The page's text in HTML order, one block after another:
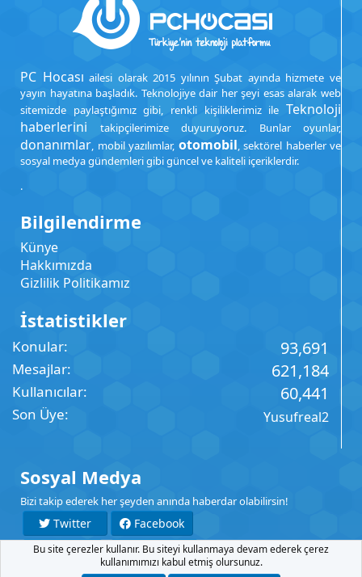
PC Hocası ailesi olarak 2015 yılının Şubat ayında hizmete ve
yayın hayatına başladık. Teknolojiye dair her şeyi esas alarak web
sitemizde paylaştığımız gibi, renkli kişiliklerimiz ile Teknoloji
haberlerini takipçilerimize duyuruyoruz. Bunlar oyunlar,
donanımlar, mobil yazılımlar, otomobil, sektörel haberler ve
sosyal medya gündemleri gibi güncel ve kaliteli içeriklerdir.
.
Bilgilendirme
Künye
Hakkımızda
Gizlilik Politikamız
İstatistikler
Konular 93,691
Mesajlar 621,184
Kullanıcılar 60,441
Son Üye Yusufreal2
Sosyal Medya
Bizi takip ederek her şeyden anında haberdar olabilirsin!
Twitter
Facebook
YouTube
Instagram
Bu site çerezler kullanır. Bu siteyi kullanmaya devam ederek çerez
kullanımımızı kabul etmiş olursunuz.